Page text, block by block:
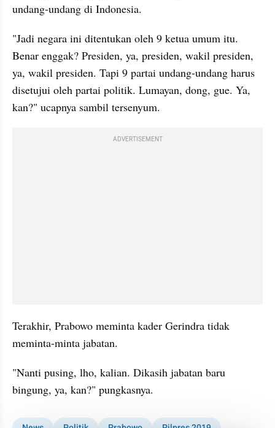
undang-undang di Indonesia.
"Jadi negara ini ditentukan oleh 9 ketua umum itu.
Benar enggak? Presiden, ya, presiden, wakil presiden,
ya, wakil presiden. Tapi 9 partai undang-undang harus
disetujui oleh partai politik. Lumayan, dong, gue. Ya,
kan?" ucapnya sambil tersenyum.
ADVERTISEMENT
Terakhir, Prabowo meminta kader Gerindra tidak
meminta-minta jabatan.
"Nanti pusing, lho, kalian. Dikasih jabatan baru
bingung, ya, kan?" pungkasnya.